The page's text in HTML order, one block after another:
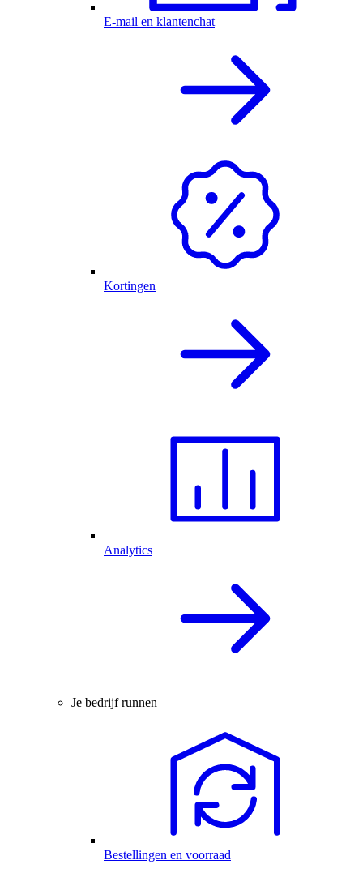
E-mail en klantenchat
Kortingen
Analytics
Je bedrijf runnen
Bestellingen en voorraad